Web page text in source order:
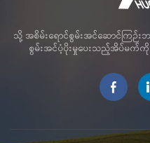
သို့ အစိမ်းရောင်စွမ်းအင်ဆောင်ကြ
စွမ်းအင်ပံ့ပိုးမှုပေးသည့်အိပ်မက်